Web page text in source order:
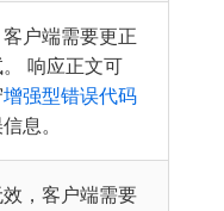
户端需要更正
响应正文可
增强型错误代码
息。
，客户端需要